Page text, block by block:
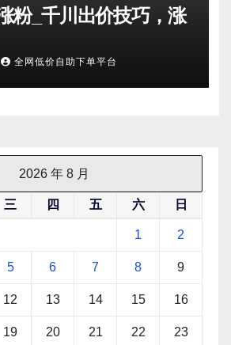
粉_千川出价技巧，涨
全网低价自助下单平台
2026 年 8 月
三 四 五 六 日
1 2
5 6 7 8 9
12 13 14 15 16
19 20 21 22 23